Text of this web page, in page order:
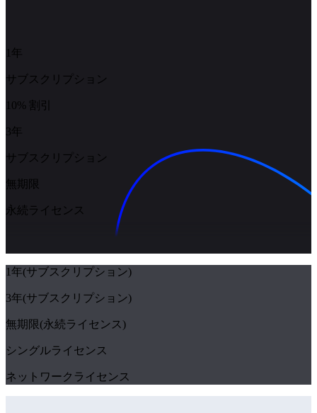
1年
サブスクリプション
10% 割引
3年
サブスクリプション
無期限
永続ライセンス
1年(サブスクリプション)
3年(サブスクリプション)
無期限(永続ライセンス)
シングルライセンス
ネットワークライセンス